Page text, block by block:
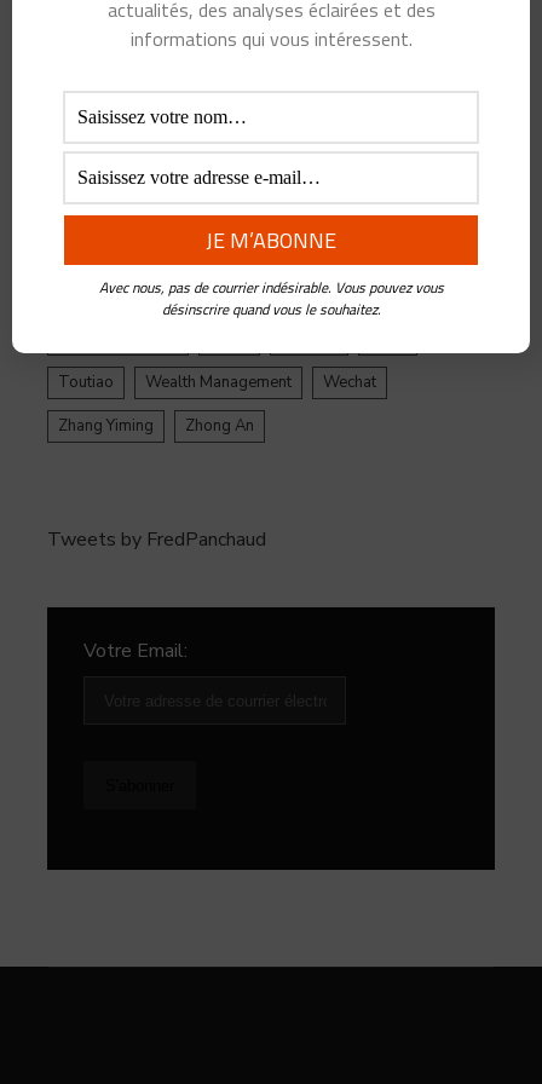
ByteDance
Chine credit crypto
Crypto Yuan
Epargne
Facebook
Innovations
Intelligence Artificielle
Jack Ma
Live Streaming LuFax
Ping An
Plateforme
Réglementation
Toutiao
Wealth Management
Wechat
Zhang Yiming
Zhong An
Tweets by FredPanchaud
Votre Email:
actualités, des analyses éclairées et des
informations qui vous intéressent.
Avec nous, pas de courrier indésirable. Vous pouvez vous
désinscrire quand vous le souhaitez.